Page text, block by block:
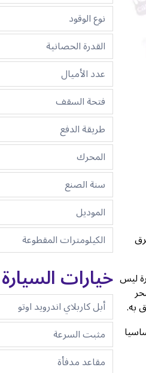
ليس
به.
يعد استئجار بيجو 2008 2024 عنصرا أساسيا
نوع الوقود
القدرة الحصانية
عدد الأميال
فتحة السقف
طريقة الدفع
المحرك
سنة الصنع
الموديل
الكيلومترات المقطوعة
خيارات السيارة
أبل كاربلاي اندرويد اوتو
مثبت السرعة
مقاعد مدفأة